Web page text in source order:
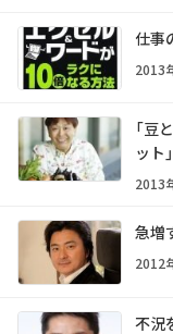
仕事
2013
「豆
ット
2013
急増
2012
不況